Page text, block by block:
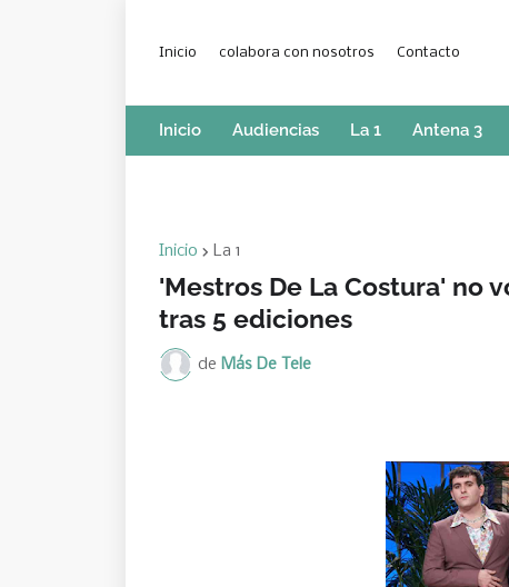
Inicio colabora con nosotros Contacto
Inicio Audiencias La 1 Antena 3
Inicio La 1
'Mestros De La Costura' no
tras 5 ediciones
de Más De Tele